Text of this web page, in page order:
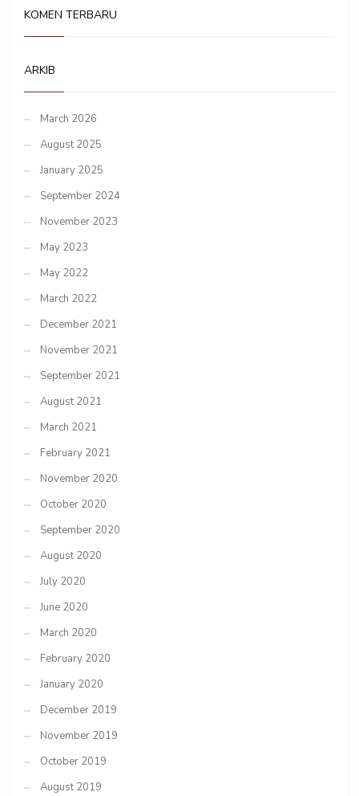
KOMEN TERBARU
ARKIB
March 2026
August 2025
January 2025
September 2024
November 2023
May 2023
May 2022
March 2022
December 2021
November 2021
September 2021
August 2021
March 2021
February 2021
November 2020
October 2020
September 2020
August 2020
July 2020
June 2020
March 2020
February 2020
January 2020
December 2019
November 2019
October 2019
August 2019